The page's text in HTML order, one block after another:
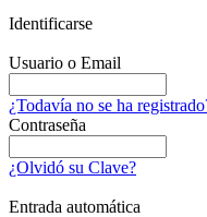
Identificarse
Usuario o Email
¿Todavía no se ha
Contraseña
¿Olvidó su Clave?
Entrada automática